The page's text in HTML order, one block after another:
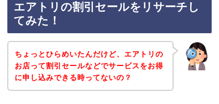
エアトリの割引セールをリサーチし
てみた！
ちょっとひらめいたんだけど、エアトリの
お店って割引セールなどでサービスをお得
に申し込みできる時ってないの？